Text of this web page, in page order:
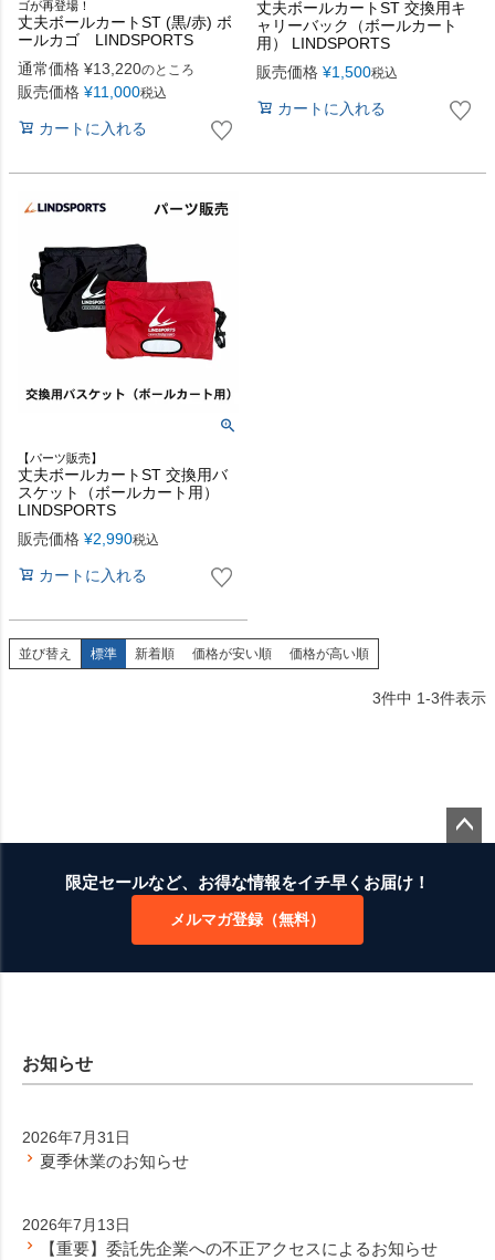
ゴが再登場！
丈夫ボールカートST (黒/赤) ボ
ールカゴ LINDSPORTS
通常価格 ¥13,220のところ
販売価格 ¥11,000税込
カートに入れる
丈夫ボールカートST 交換用キ
ャリーバック（ボールカート
用） LINDSPORTS
販売価格 ¥1,500税込
カートに入れる
【パーツ販売】
丈夫ボールカートST 交換用バ
スケット（ボールカート用）
LINDSPORTS
販売価格 ¥2,990税込
カートに入れる
並び替え 標準 新着順 価格が安い順 価格が高い順
3件中 1-3件表示
限定セールなど、お得な情報をイチ早くお届け！
メルマガ登録（無料）
お知らせ
2026年7月31日
夏季休業のお知らせ
2026年7月13日
【重要】委託先企業への不正アクセスによるお知らせ